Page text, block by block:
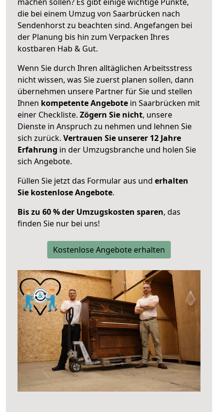
die bei einem Umzug von Saarbrücken nach
Sendenhorst zu beachten sind. Angefangen bei
der Planung bis hin zum Verpacken Ihres
kostbaren Hab & Gut.
Wenn Sie durch Ihren alltäglichen Arbeitsstress
nicht wissen, was Sie zuerst planen sollen, dann
übernehmen unsere Partner für Sie und stellen
Ihnen kompetente Angebote in Saarbrücken mit
einer Checkliste. Zögern Sie nicht, unsere
Dienste in Anspruch zu nehmen und lehnen Sie
sich zurück. Vertrauen Sie unserer 12 Jahre
Erfahrung in der Umzugsbranche und holen Sie
sich Angebote.
Füllen Sie jetzt das Formular aus und erhalten
Sie kostenlose Angebote.
Bis zu 60 % der Umzugskosten sparen, das
finden Sie nur bei uns!
Kostenlose Angebote erhalten